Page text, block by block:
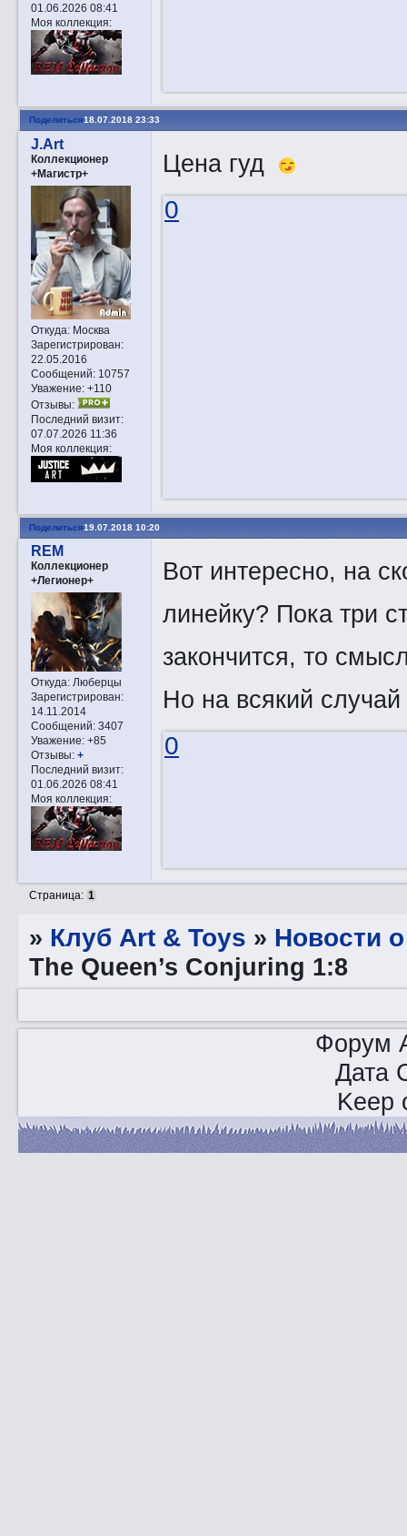
01.06.2026 08:41
Моя коллекция:
Поделиться18.07.2018 23:33
J.Art
Коллекционер
+Магистр+
Откуда:Москва
Зарегистрирован:
22.05.2016
Сообщений:10757
Уважение: +110
Отзывы:
Последний визит:
07.07.2026 11:36
Моя коллекция:
Цена гуд
0
Поделиться19.07.2018 10:20
REM
Коллекционер
+Легионер+
Откуда:Люберцы
Зарегистрирован:
14.11.2014
Сообщений:3407
Уважение: +85
Отзывы: +
Последний визит:
01.06.2026 08:41
Моя коллекция:
Вот интересно, на
линейку? Пока три
закончится, то
Но на всякий
0
Страница: 1
» Клуб Art & Toys » Новости
The Queen’s Conjuring 1:8
Форум
Дата
Keep